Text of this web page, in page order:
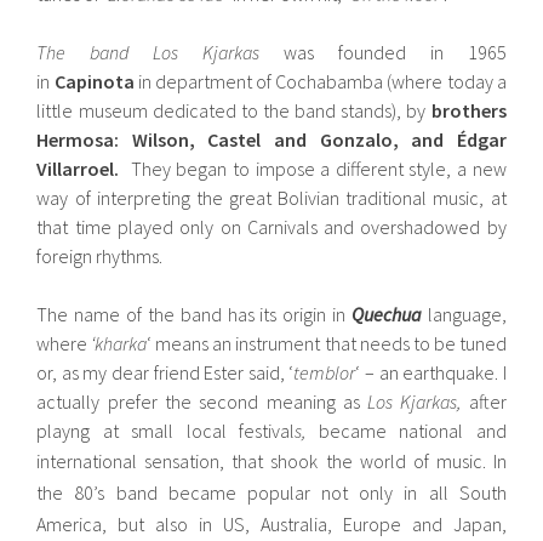
The band Los Kjarkas was founded in 1965
in Capinota in department of Cochabamba (where today a
little museum dedicated to the band stands), by brothers
Hermosa: Wilson, Castel and Gonzalo, and Édgar
Villarroel. They began to impose a different style, a new
way of interpreting the great Bolivian traditional music, at
that time played only on Carnivals and overshadowed by
foreign rhythms.
The name of the band has its origin in Quechua language,
where ‘kharka‘ means an instrument that needs to be tuned
or, as my dear friend Ester said, ‘temblor‘ – an earthquake. I
actually prefer the second meaning as Los Kjarkas, after
playng at small local festivals, became national and
international sensation, that shook the world of music. In
the 80’s band became popular not only in all South
America, but also in US, Australia, Europe and Japan,